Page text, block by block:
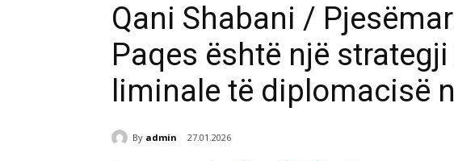
Qani Shabani /
Paqes është një
liminale të diplomacisë
By admin 27.01.2026